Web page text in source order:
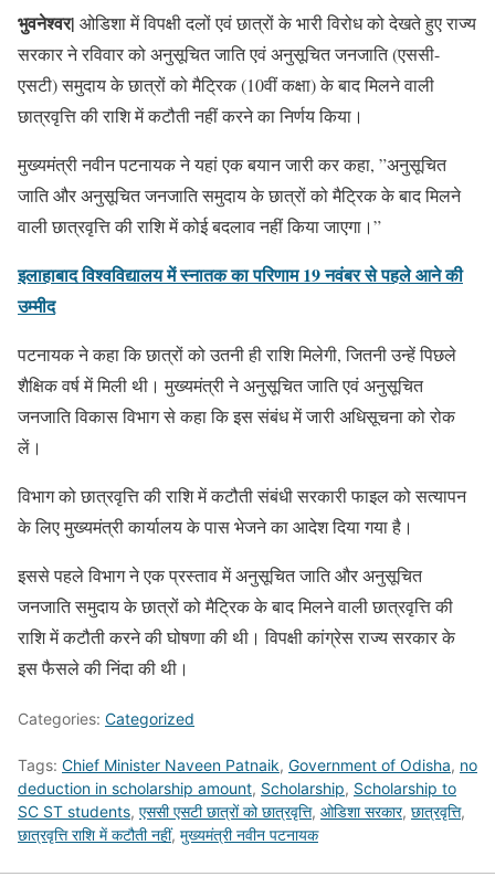
भुवनेश्वर| ओडिशा में विपक्षी दलों एवं छात्रों के भारी विरोध को देखते हुए राज्य
सरकार ने रविवार को अनुसूचित जाति एवं अनुसूचित जनजाति (एससी-
एसटी) समुदाय के छात्रों को मैट्रिक (10वीं कक्षा) के बाद मिलने वाली
छात्रवृत्ति की राशि में कटौती नहीं करने का निर्णय किया।
मुख्यमंत्री नवीन पटनायक ने यहां एक बयान जारी कर कहा, ”अनुसूचित
जाति और अनुसूचित जनजाति समुदाय के छात्रों को मैट्रिक के बाद ​मिलने
वाली छात्रवृत्ति की राशि में कोई बदलाव नहीं किया जाएगा।”
इलाहाबाद विश्वविद्यालय में स्नातक का परिणाम 19 नवंबर से पहले आने की
उम्मीद
पटनायक ने कहा कि छात्रों को उतनी ही राशि मिलेगी, जितनी उन्हें पिछले
शैक्षिक वर्ष में मिली थी। मुख्यमंत्री ने अनुसूचित जाति एवं अनुसूचित
जनजाति विकास विभाग से कहा कि इस संबंध में जारी अधिसूचना को रोक
लें।
विभाग को छात्रवृत्ति की राशि में कटौती संबंधी सरकारी फाइल को सत्यापन
के लिए मुख्यमंत्री कार्यालय के पास भेजने का आदेश दिया गया है।
इससे पहले विभाग ने एक प्रस्ताव में अनुसूचित जाति और अनुसूचित
जनजाति समुदाय के छात्रों को मैट्रिक के बाद मिलने वाली छात्रवृत्ति की
राशि में कटौती करने की घोषणा की थी। विपक्षी कांग्रेस राज्य सरकार के
इस फैसले की निंदा की थी।
Categories: Categorized
Tags: Chief Minister Naveen Patnaik, Government of Odisha, no
deduction in scholarship amount, Scholarship, Scholarship to
SC ST students, एससी एसटी छात्रों को छात्रवृत्ति, ओडिशा सरकार, छात्रवृत्ति,
छात्रवृत्ति राशि में कटौती नहीं, मुख्यमंत्री नवीन पटनायक